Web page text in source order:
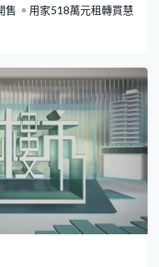
售 。用家518萬元租轉買慧